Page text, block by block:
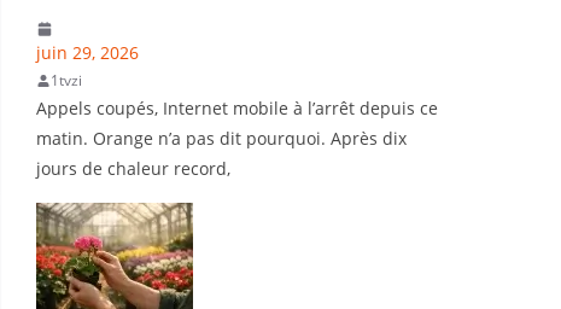
juin 29, 2026
1tvzi
Appels coupés, Internet mobile à l’arrêt depuis ce
matin. Orange n’a pas dit pourquoi. Après dix
jours de chaleur record,